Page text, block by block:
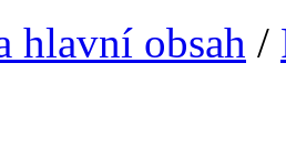
hlavní obsah /